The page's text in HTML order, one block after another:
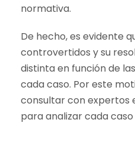
normativa.
De hecho, es evidente
controvertidos y su
distinta en función de
cada caso. Por este
consultar con expertos
para analizar cada